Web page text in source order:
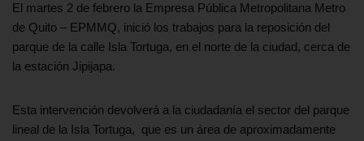
El martes 2 de febrero la Empresa Pública Metropolitana Metro
de Quito – EPMMQ, inició los trabajos para la reposición del
parque de la calle Isla Tortuga, en el norte de la ciudad, cerca de
la estación Jipijapa.
Esta intervención devolverá a la ciudadanía el sector del parque
lineal de la Isla Tortuga, que es un área de aproximadamente